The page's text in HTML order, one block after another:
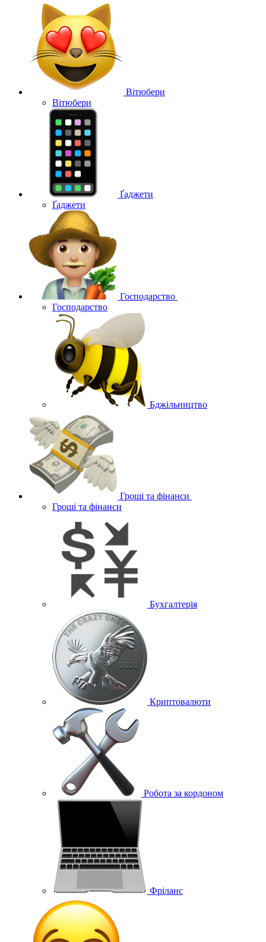
Вітюбери
Вітюбери
Ґаджети
Ґаджети
Господарство
Господарство
Бджільництво
Гроші та фінанси
Гроші та фінанси
Бухгалтерія
Криптовалюти
Робота за кордоном
Фріланс